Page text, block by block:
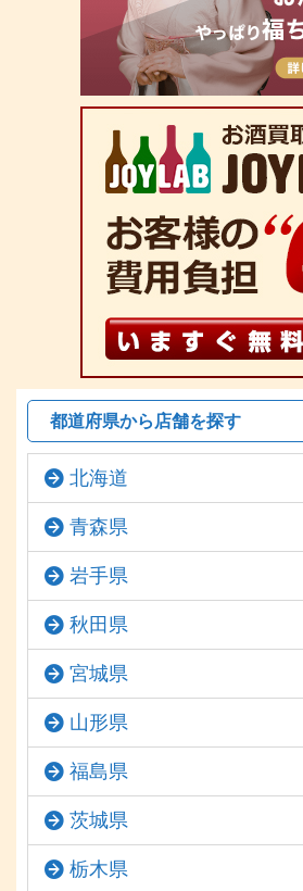
都道府県から店舗を探す
北海道
青森県
岩手県
秋田県
宮城県
山形県
福島県
茨城県
栃木県